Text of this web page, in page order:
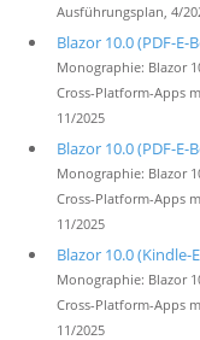
Ausführungsplan, 4/
Blazor 10.0 (PDF-E-
Monographie: Blazor
Cross-Platform-Apps
11/2025
Blazor 10.0 (PDF-E-
Monographie: Blazor
Cross-Platform-Apps
11/2025
Blazor 10.0 (Kindle-
Monographie: Blazor
Cross-Platform-Apps
11/2025